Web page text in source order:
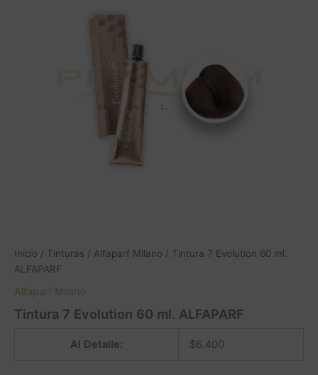
Inicio / Tinturas / Alfaparf Milano / Tintura 7 Evolution 60 ml.
ALFAPARF
Alfaparf Milano
Tintura 7 Evolution 60 ml. ALFAPARF
Al Detalle: $6.400